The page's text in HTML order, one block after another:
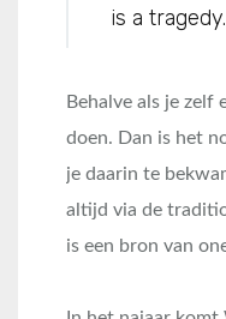
is a tragedy.
Behalve als je zelf
doen. Dan is het
je daarin te
altijd via de
is een bron van